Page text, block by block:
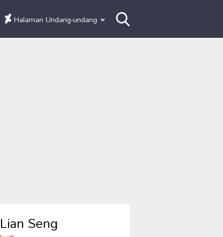
Halaman Undang-undang
Seng